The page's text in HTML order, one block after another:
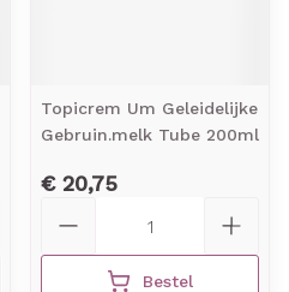
Topicrem Um Geleidelijke
Gebruin.melk Tube 200ml
€ 20,75
Bestel